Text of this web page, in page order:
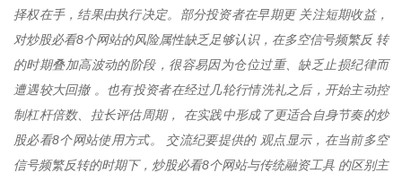
择权在手，结果由执行决定。部分投资者在早期更 关注短期收益，
对炒股必看8个网站的风险属性缺乏足够认识，在多空信号频繁反 转
的时期叠加高波动的阶段，很容易因为仓位过重、缺乏止损纪律而
遭遇较大回撤 。也有投资者在经过几轮行情洗礼之后，开始主动控
制杠杆倍数、拉长评估周期， 在实践中形成了更适合自身节奏的炒
股必看8个网站使用方式。 交流纪要提供的 观点显示，在当前多空
信号频繁反转的时期下，炒股必看8个网站与传统融资工具 的区别主